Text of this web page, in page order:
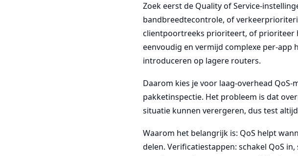
Zoek eerst de Quality of Service-
bandbreedtecontrole, of
clientpoortreeks prioriteert, of prioriteer
eenvoudig en vermijd complexe per-
introduceren op lagere routers.
Daarom kies je voor laag-overhead
pakketinspectie. Het probleem is dat
situatie kunnen verergeren, dus test
Waarom het belangrijk is: QoS helpt
delen. Verificatiestappen: schakel QoS